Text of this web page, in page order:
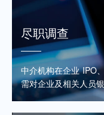
尽职调查
中介机构在企业 IPO
需对企业及相关人员